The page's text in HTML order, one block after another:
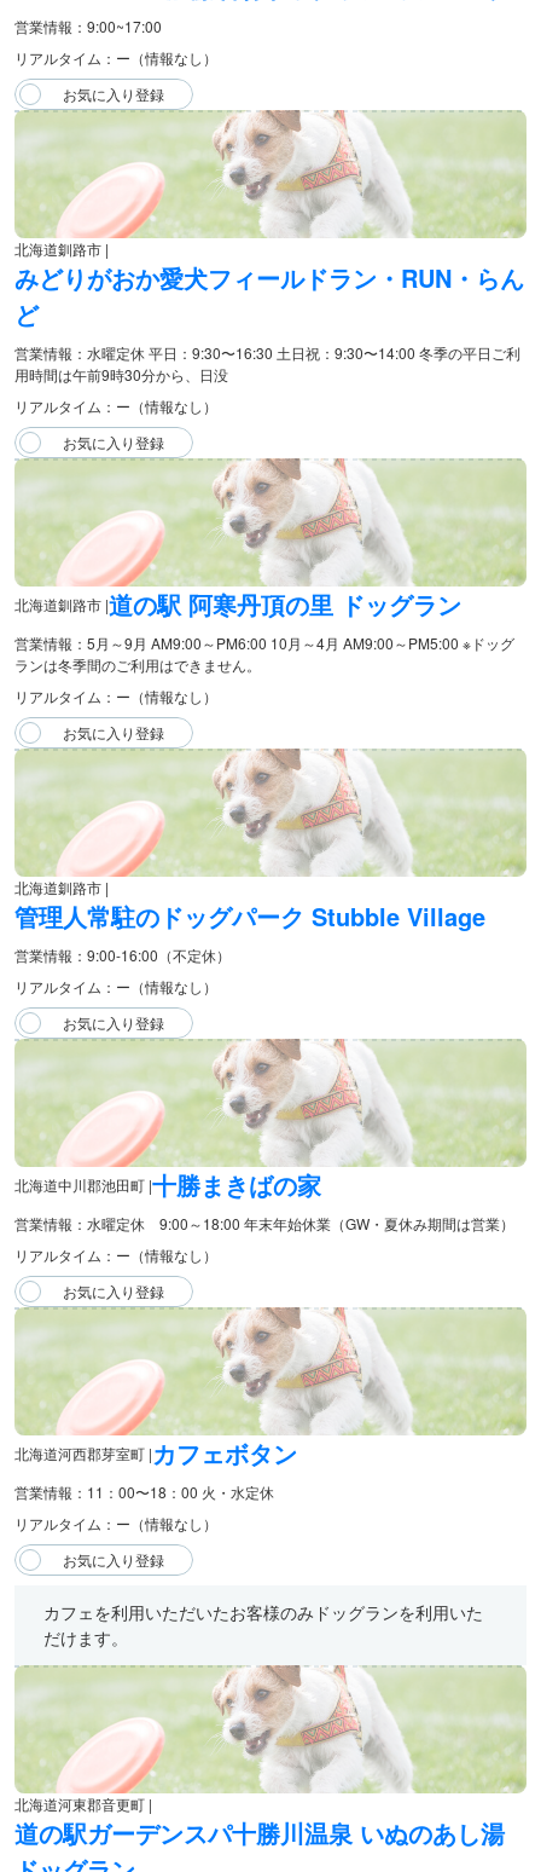
営業情報：9:00~17:00
リアルタイム：ー（情報なし）
北海道釧路市 |
みどりがおか愛犬フィールドラン・RUN・らん
ど
営業情報：水曜定休 平日：9:30〜16:30 土日祝：9:30〜14:00 冬季の平日ご利
用時間は午前9時30分から、日没
リアルタイム：ー（情報なし）
北海道釧路市 |道の駅 阿寒丹頂の里 ドッグラン
営業情報：5月～9月 AM9:00～PM6:00 10月～4月 AM9:00～PM5:00 ※ドッグ
ランは冬季間のご利用はできません。
リアルタイム：ー（情報なし）
北海道釧路市 |
管理人常駐のドッグパーク Stubble Village
営業情報：9:00-16:00（不定休）
リアルタイム：ー（情報なし）
北海道中川郡池田町 |十勝まきばの家
営業情報：水曜定休 9:00～18:00 年末年始休業（GW・夏休み期間は営業）
リアルタイム：ー（情報なし）
北海道河西郡芽室町 |カフェボタン
営業情報：11：00〜18：00 火・水定休
リアルタイム：ー（情報なし）
カフェを利用いただいたお客様のみドッグランを利用いた
だけます。
北海道河東郡音更町 |
道の駅ガーデンスパ十勝川温泉 いぬのあし湯